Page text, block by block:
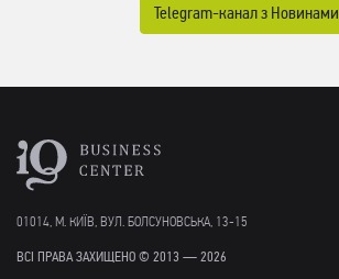
Telegram-канал з Новинами
01014, М. КИЇВ, ВУЛ. БОЛСУНОВСЬКА, 13-15
ВСІ ПРАВА ЗАХИЩЕНО © 2013 — 2026